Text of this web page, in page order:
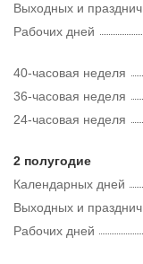
Рабочих дней
Выходных и
40-часовая неделя
36-часовая неделя
24-часовая неделя
2 полугодие
Календарных дней
Рабочих дней
Выходных и